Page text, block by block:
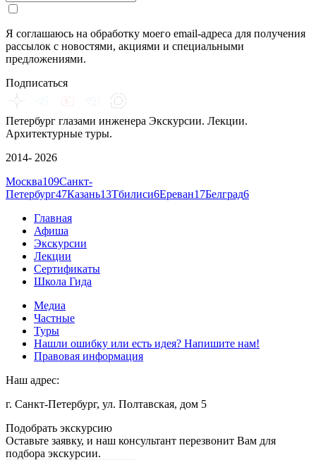
Я соглашаюсь на обработку моего email-адреса для получения
рассылок с новостями, акциями и специальными
предложениями.
Подписаться
Петербург глазами инженера Экскурсии. Лекции.
Архитектурные туры.
2014- 2026
Москва109Санкт-
Петербург47Казань13Тбилиси6Ереван17Белград6
Главная
Афиша
Экскурсии
Лекции
Сертификаты
Школа Гида
Медиа
Частные
Туры
Нашли ошибку или есть идея? Напишите нам!
Правовая информация
Наш адрес:
г. Санкт-Петербург, ул. Полтавская, дом 5
Подобрать экскурсию
Оставьте заявку, и наш консультант перезвонит Вам для
подбора экскурсии.